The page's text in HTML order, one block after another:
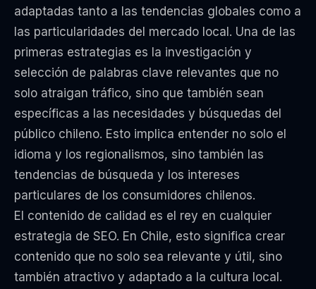
adaptadas tanto a las tendencias globales como a
las particularidades del mercado local. Una de las
primeras estrategias es la investigación y
selección de palabras clave relevantes que no
solo atraigan tráfico, sino que también sean
específicas a las necesidades y búsquedas del
público chileno. Esto implica entender no solo el
idioma y los regionalismos, sino también las
tendencias de búsqueda y los intereses
particulares de los consumidores chilenos.
El contenido de calidad es el rey en cualquier
estrategia de SEO. En Chile, esto significa crear
contenido que no solo sea relevante y útil, sino
también atractivo y adaptado a la cultura local.